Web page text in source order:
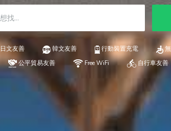
日文友善 韓文友善 行動裝置充電
公平貿易友善 Free WiFi 自行車友善